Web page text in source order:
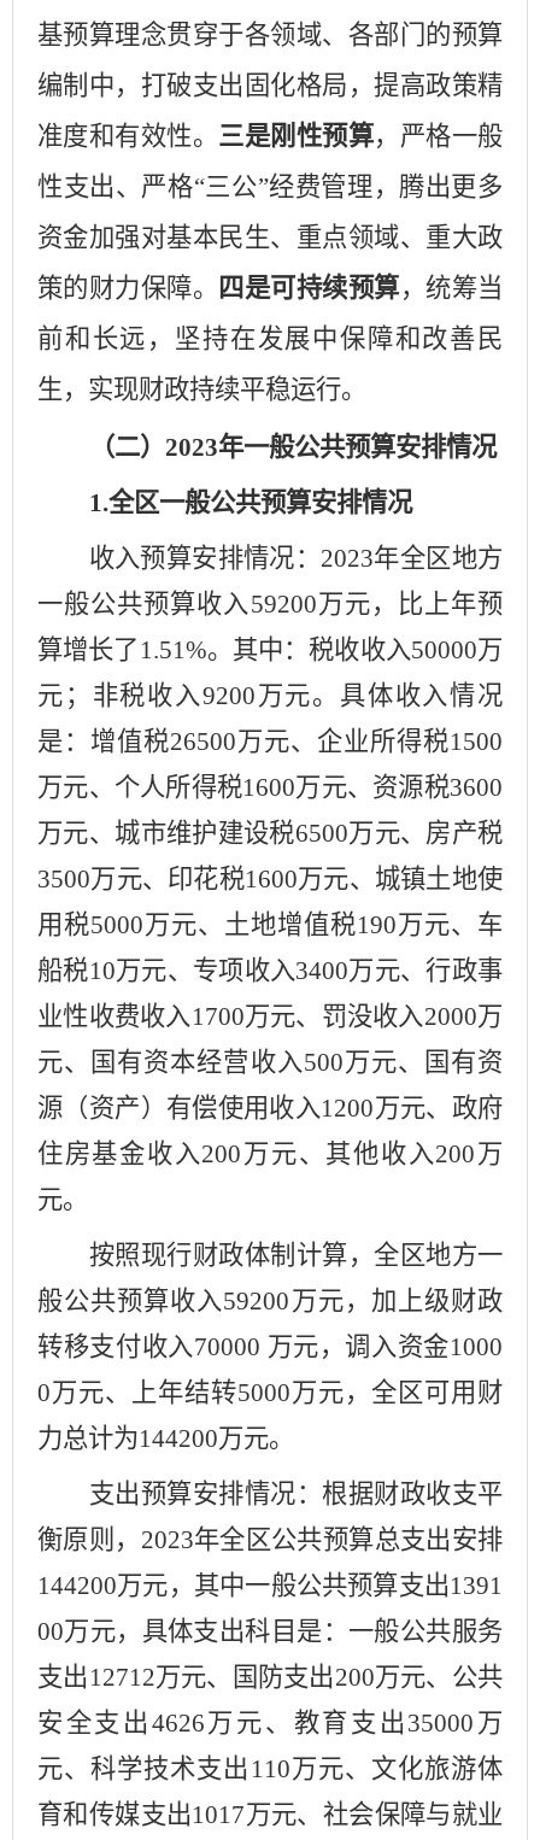
基预算理念贯穿于各领域、各部门的预算
编制中，打破支出固化格局，提高政策精
准度和有效性。 三是刚性预算，严格一般
性支出、严格“三公”经费管理，腾出更多
资金加强对基本民生、重点领域、重大政
策的财力保障。
四是可持续预算，统筹当
前和长远，坚持在发展中保障和改善民
生，实现财政持续平稳运行。
（二） 2023年一般公共预算安排情况
1.全区一般公共预算安排情况
收入预算安排情况： 2023年全区地方
一般公共预算收入 59200万元，比上年预
算增长了 1.51%。其中：税收收入50000万
元；非税收入9200万元。具体收入情况
是：增值税26500万元、企业所得税1500
万元、个人所得税1 600万元、资源税3600
万元、城市维护建设税6500万元、房产税
3500万元、印花税1600万元、城镇土地使
用税5000万元、土地增值税190万元、车
船税10万元、专项收入3400万元、行政事
业性收费收入 1 700万元、罚没收入2000万
元、
国有资本经营收入500万元、
国有资
源（资产）有偿使用收入1200万元、 政府
住房基金收入200万元、 其他收入200万
元。
按照现行财政体制计算，全区地方一
般公共预算收入59200万元，加上级财政
转移支付收入70000 万元，调入资金1000
0万元、上年结转5000万元， 全区可用财
力总计为144200万元。
支出预算安排情况：根据财政收支平
衡原则， 2023年全区公共预算总支出安排
144200万元， 其中一般公共预算支出1391
00万元， 具体支出科目 是：一般公共服务
支出 1 2712万元、国防支出200万元、公共
安全支出 4626万元、教育支出 35000 万
元、科学技术支出 1 10万元、文化旅游体
育和传媒支出1017万元、社会保障与就业